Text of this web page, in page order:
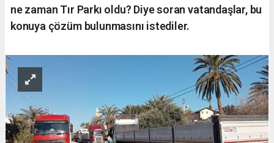
ne zaman Tır Parkı oldu? Diye soran vatandaşlar, bu
konuya çözüm bulunmasını istediler.